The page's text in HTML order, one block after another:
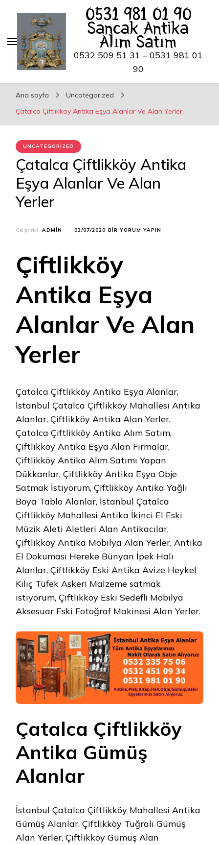
0531 981 01 90
Sancak Antika
Alım Satım
0532 509 51 31 – 0531 981 01
90
Ana sayfa
Uncategorized
Çatalca Çiftlikköy Antika Eşya Alanlar Ve Alan Yerler
UNCATEGORIZED
Çatalca Çiftlikköy Antika
Eşya Alanlar Ve Alan
Yerler
Geliştirici ADMIN 03/07/2020 ÇATALCA
ALANLAR
VE
YERLER
IÇIN
BIR YORUM YAPIN
Çiftlikköy
Antika Eşya
Alanlar Ve Alan
Yerler
Çatalca Çiftlikköy Antika Eşya Alanlar,
İstanbul Çatalca Çiftlikköy Mahallesi Antika
Alanlar, Çiftlikköy Antika Alan Yerler,
Çatalca Çiftlikköy Antika Alım Satım,
Çiftlikköy Antika Eşya Alan Firmalar,
Çiftlikköy Antika Alım Satımı Yapan
Dükkanlar, Çiftlikköy Antika Eşya Obje
Satmak İstiyorum, Çiftlikköy Antika Yağlı
Boya Tablo Alanlar, İstanbul Çatalca
Çiftlikköy Mahallesi Antika İkinci El Eski
Müzik Aleti Aletleri Alan Antikacılar,
Çiftlikköy Antika Mobilya Alan Yerler, Antika
El Dokuması Hereke Bünyan İpek Halı
Alanlar, Çiftlikköy Eski Antika Avize Heykel
Kılıç Tüfek Askeri Malzeme satmak
istiyorum, Çiftlikköy Eski Sedefli Mobilya
Aksesuar Eski Fotoğraf Makinesi Alan Yerler.
Çatalca Çiftlikköy
Antika Gümüş
Alanlar
İstanbul Çatalca Çiftlikköy Mahallesi Antika
Gümüş Alanlar, Çiftlikköy Tuğralı Gümüş
Alan Yerler, Çiftlikköy Gümüş Alan